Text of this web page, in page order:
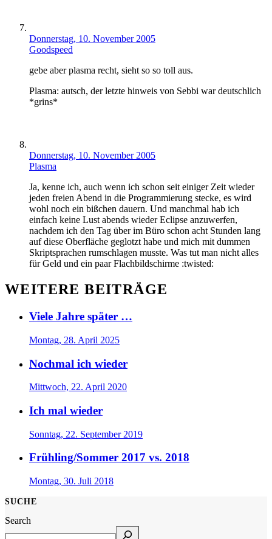
Donnerstag, 10. November 2005
Goodspeed
gebe aber plasma recht, sieht so so toll aus.
Plasma: autsch, der letzte hinweis von Sebbi war deutschlich
*grins*
Donnerstag, 10. November 2005
Plasma
Ja, kenne ich, auch wenn ich schon seit einiger Zeit wieder
jeden freien Abend in die Programmierung stecke, es wird
wohl noch ein bißchen dauern. Und manchmal hab ich
einfach keine Lust abends wieder Eclipse anzuwerfen,
nachdem ich den Tag über im Büro schon acht Stunden lang
auf diese Oberfläche geglotzt habe und mich mit dummen
Skriptsprachen rumschlagen musste. Was tut man nicht alles
für Geld und ein paar Flachbildschirme :twisted:
WEITERE BEITRÄGE
Viele Jahre später …
Montag, 28. April 2025
Nochmal ich wieder
Mittwoch, 22. April 2020
Ich mal wieder
Sonntag, 22. September 2019
Frühling/Sommer 2017 vs. 2018
Montag, 30. Juli 2018
SUCHE
Search